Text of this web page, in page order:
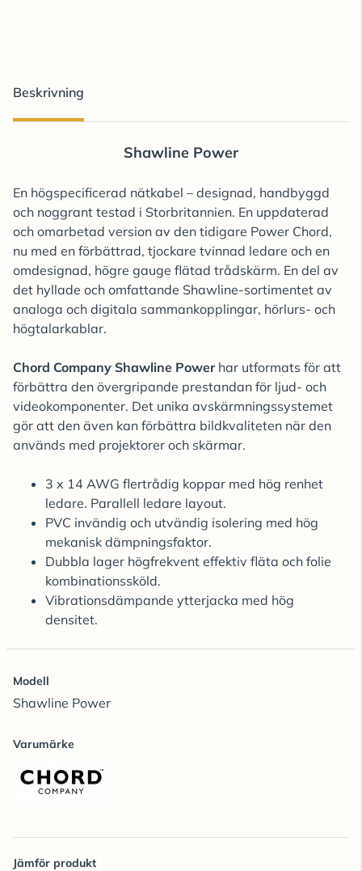
Beskrivning
Shawline Power
En högspecificerad nätkabel – designad, handbyggd
och noggrant testad i Storbritannien. En uppdaterad
och omarbetad version av den tidigare Power Chord,
nu med en förbättrad, tjockare tvinnad ledare och en
omdesignad, högre gauge flätad trådskärm. En del av
det hyllade och omfattande Shawline-sortimentet av
analoga och digitala sammankopplingar, hörlurs- och
högtalarkablar.
Chord Company Shawline Powerhar utformats för att
förbättra den övergripande prestandan för ljud- och
videokomponenter. Det unika avskärmningssystemet
gör att den även kan förbättra bildkvaliteten när den
används med projektorer och skärmar.
3 x 14 AWG flertrådig koppar med hög renhet
ledare. Parallell ledare layout.
PVC invändig och utvändig isolering med hög
mekanisk dämpningsfaktor.
Dubbla lager högfrekvent effektiv fläta och folie
kombinationssköld.
Vibrationsdämpande ytterjacka med hög
densitet.
Modell
Shawline Power
Varumärke
Jämför produkt